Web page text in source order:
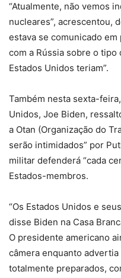
“Atualmente, não vemos
nucleares”, acrescentou,
estava se comunicado
com a Rússia sobre o
Estados Unidos teriam”.
Também nesta sexta-
Unidos, Joe Biden,
a Otan (Organização do
serão intimidados” por
militar defenderá “cada
Estados-membros.
“Os Estados Unidos e
disse Biden na Casa
O presidente americano
câmera enquanto advertia
totalmente preparados,